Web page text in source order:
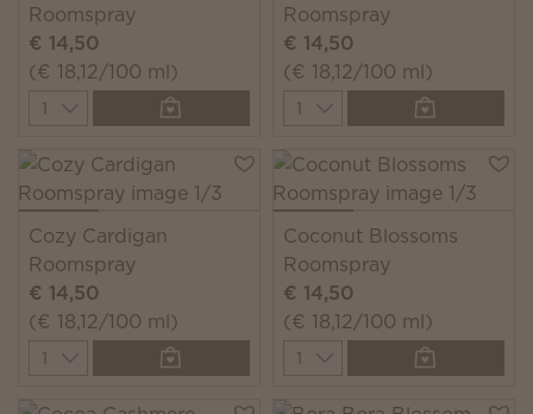
Roomspray
€ 14,50
(€ 18,12/100 ml)
Quantity
Roomspray
€ 14,50
(€ 18,12/100 ml)
Quantity
Cozy Cardigan
Roomspray
€ 14,50
(€ 18,12/100 ml)
Quantity
Coconut Blossoms
Roomspray
€ 14,50
(€ 18,12/100 ml)
Quantity